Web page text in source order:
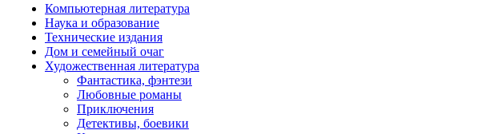
Компьютерная литература
Наука и образование
Технические издания
Дом и семейный очаг
Художественная литература
Фантастика, фэнтези
Любовные романы
Приключения
Детективы, боевики